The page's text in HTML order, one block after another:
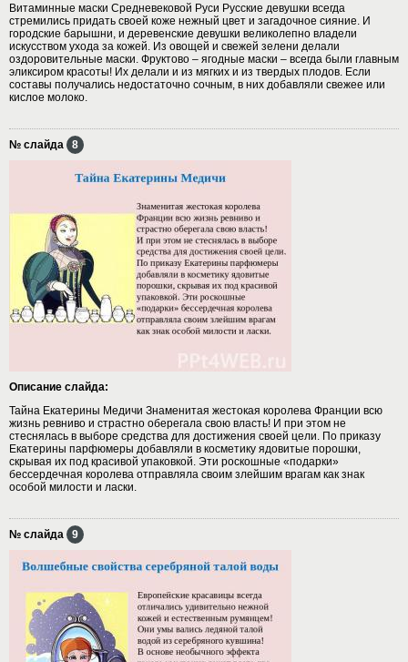
Витаминные маски Средневековой Руси Русские девушки всегда
стремились придать своей коже нежный цвет и загадочное сияние. И
городские барышни, и деревенские девушки великолепно владели
искусством ухода за кожей. Из овощей и свежей зелени делали
оздоровительные маски. Фруктово – ягодные маски – всегда были главным
эликсиром красоты! Их делали и из мягких и из твердых плодов. Если
составы получались недостаточно сочным, в них добавляли свежее или
кислое молоко.
№ слайда 8
Описание слайда:
Тайна Екатерины Медичи Знаменитая жестокая королева Франции всю
жизнь ревниво и страстно оберегала свою власть! И при этом не
стеснялась в выборе средства для достижения своей цели. По приказу
Екатерины парфюмеры добавляли в косметику ядовитые порошки,
скрывая их под красивой упаковкой. Эти роскошные «подарки»
бессердечная королева отправляла своим злейшим врагам как знак
особой милости и ласки.
№ слайда 9